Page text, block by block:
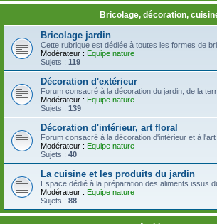
Bricolage, décoration,
Bricolage jardin
Cette rubrique est dédiée à toutes les formes de
Modérateur : Equipe nature
Sujets : 119
Décoration d'extérieur
Forum consacré à la décoration du jardin, de la
Modérateur : Equipe nature
Sujets : 139
Décoration d'intérieur, art floral
Forum consacré à la décoration d'intérieur et à l'art
Modérateur : Equipe nature
Sujets : 40
La cuisine et les produits du jardin
Espace dédié à la préparation des aliments issus
Modérateur : Equipe nature
Sujets : 88